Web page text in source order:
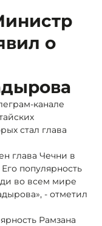
о
канале
стал глава
глава Чечни в
популярность
во всем мире
- отметил
Рамзана